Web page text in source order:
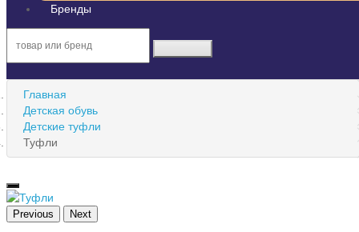
Бренды
Главная
Детская обувь
Детские туфли
Туфли
Previous Next